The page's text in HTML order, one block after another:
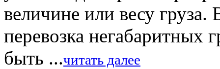
величине или весу
перевозка негабаритных
быть ...читать далее